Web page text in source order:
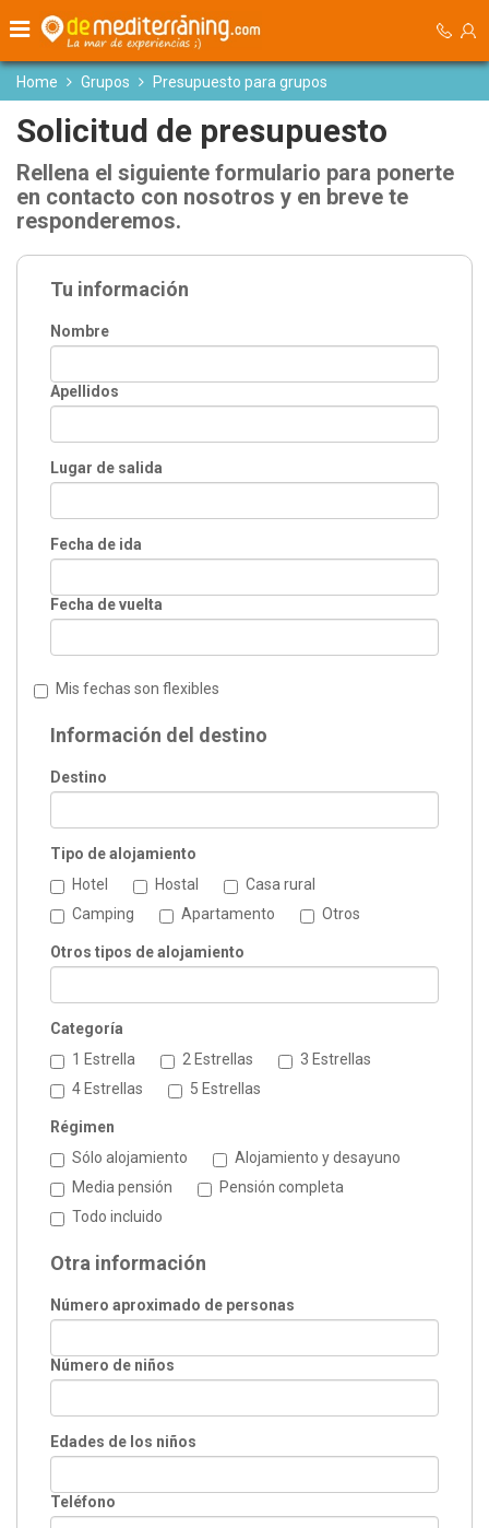
Home Grupos Presupuesto para grupos
Solicitud de presupuesto
Rellena el siguiente formulario para ponerte
en contacto con nosotros y en breve te
responderemos.
Tu información
Nombre
Apellidos
Lugar de salida
Fecha de ida
Fecha de vuelta
Mis fechas son flexibles
Información del destino
Destino
Tipo de alojamiento
Hotel
Hostal
Casa rural
Camping
Apartamento Otros
Otros tipos de alojamiento
Categoría
1 Estrella
2 Estrellas
3 Estrellas
4 Estrellas
5 Estrellas
Régimen
Sólo alojamiento
Alojamiento y desayuno
Media pensión
Pensión completa
Todo incluido
Otra información
Número aproximado de personas
Número de niños
Edades de los niños
Teléfono